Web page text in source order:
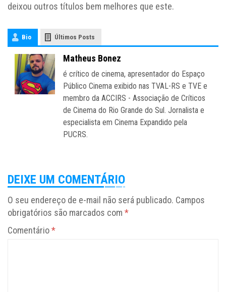
deixou outros títulos bem melhores que este.
Bio Últimos Posts
Matheus Bonez
é crítico de cinema, apresentador do Espaço
Público Cinema exibido nas TVAL-RS e TVE e
membro da ACCIRS - Associação de Críticos
de Cinema do Rio Grande do Sul. Jornalista e
especialista em Cinema Expandido pela
PUCRS.
DEIXE UM COMENTÁRIO
O seu endereço de e-mail não será publicado. Campos
obrigatórios são marcados com *
Comentário*